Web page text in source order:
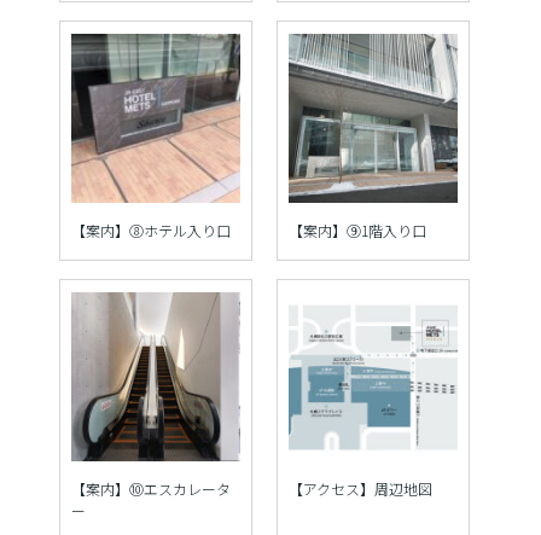
【案内】⑧ホテル入り口 【案内】⑨1階入り口
【案内】⑩エスカレータ
ー
【アクセス】周辺地図